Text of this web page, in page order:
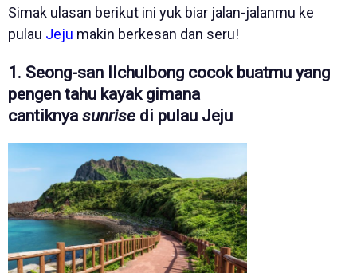
Simak ulasan berikut ini yuk biar jalan-jalanmu ke
pulau Jeju makin berkesan dan seru!
1. Seong-san Ilchulbong cocok buatmu yang
pengen tahu kayak gimana
cantiknya sunrise di pulau Jeju